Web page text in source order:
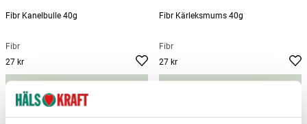
Fibr Kanelbulle 40g
Fibr
Pris
27 kr
Fibr Kärleksmums 40g
Fibr
Pris
27 kr